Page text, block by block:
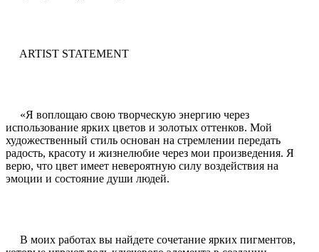
ARTIST STATEMENT
«Я воплощаю свою творческую энергию через
использование ярких цветов и золотых оттенков. Мой
художественный стиль основан на стремлении передать
радость, красоту и жизнелюбие через мои произведения. Я
верю, что цвет имеет невероятную силу воздействия на
эмоции и состояние души людей.
В моих работах вы найдете сочетание ярких пигментов,